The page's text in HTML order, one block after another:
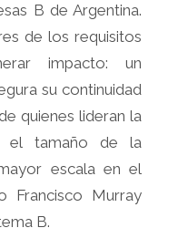
B de Argentina.
de los requisitos
impacto: un
su continuidad
quienes lideran la
el tamaño de la
escala en el
Francisco Murray
B.